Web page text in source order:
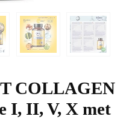
COLLAGEN
I, II, V, X met